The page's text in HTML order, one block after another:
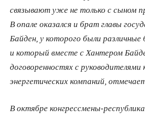
связывают уже не только с сыном
В опале оказался и брат главы
Байден, у которого были различные
и который вместе с Хантером
договоренностях с руководителями
энергетических компаний,
В октябре конгрессмены-